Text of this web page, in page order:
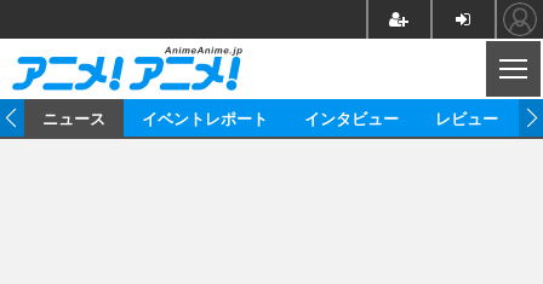
ニュース イベントレポート インタビュー レビュー